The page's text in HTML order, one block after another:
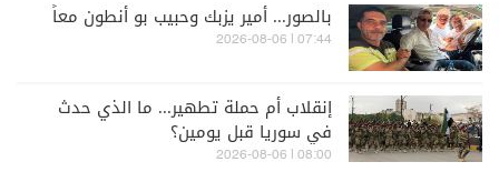
بالصور... أمير يزبك وحبيب بو أنطون معاً
07:44 | 2026-08-06
إنقلاب أم حملة تطهير... ما الذي حدث
في سوريا قبل يومين؟
08:00 | 2026-08-06